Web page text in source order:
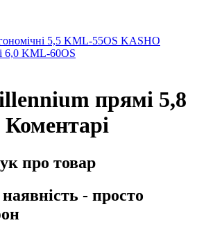
5,5 KML-55OS KASHO
6,0 KML-60OS
прямі 5,8
про товар
- просто